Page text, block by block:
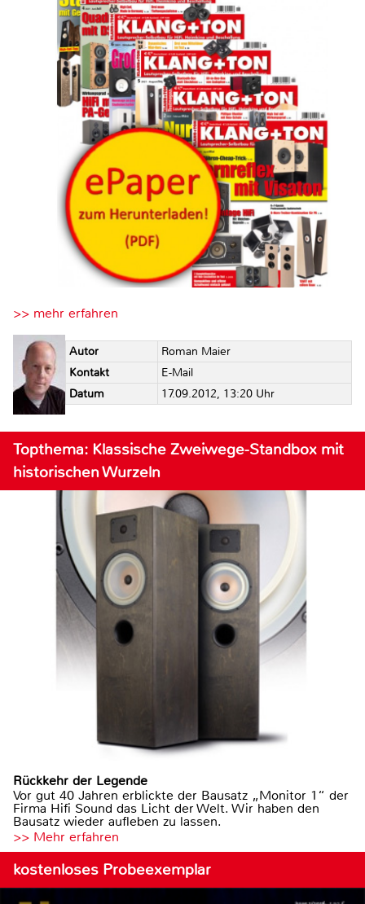
>> mehr erfahren
Autor
Roman Maier
Kontakt
E-Mail
Datum
17.09.2012, 13:20 Uhr
Topthema: Klassische Zweiwege-Standbox mit
historischen Wurzeln
Rückkehr der Legende
Vor gut 40 Jahren erblickte der Bausatz „Monitor 1“ der
Firma Hifi Sound das Licht der Welt. Wir haben den
Bausatz wieder aufleben zu lassen.
>> Mehr erfahren
kostenloses Probeexemplar